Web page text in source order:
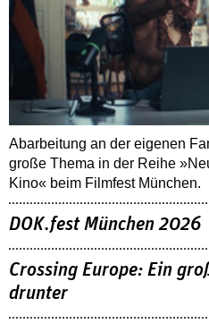
Abarbeitung an der eigenen
große Thema in der Reihe
Kino« beim Filmfest München.
DOK.fest München 2026
Crossing Europe: Ein
drunter